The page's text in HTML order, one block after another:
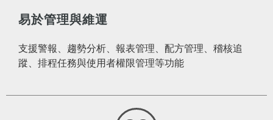
易於管理與維運
支援警報、趨勢分析、報表管理、配方管理、稽核追
蹤、排程任務與使用者權限管理等功能